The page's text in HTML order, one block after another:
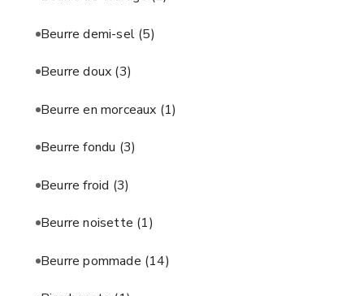
Beurre demi-sel (5)
Beurre doux (3)
Beurre en morceaux (1)
Beurre fondu (3)
Beurre froid (3)
Beurre noisette (1)
Beurre pommade (14)